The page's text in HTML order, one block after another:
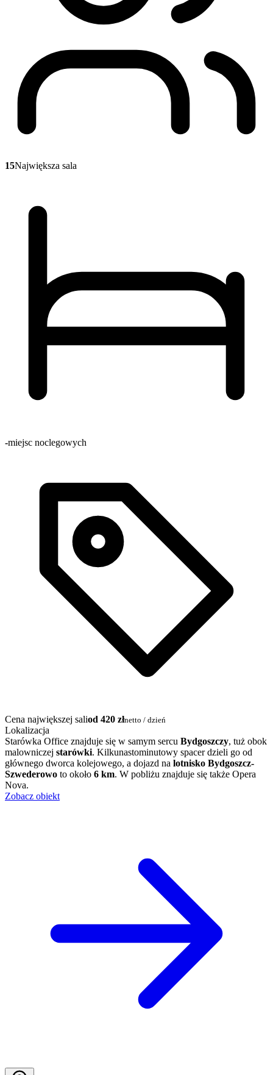
15Największa sala
-miejsc noclegowych
Cena największej saliod 420 złnetto / dzień
Lokalizacja
Starówka Office znajduje się w samym sercu Bydgoszczy, tuż obok
malowniczej starówki. Kilkunastominutowy spacer dzieli go od
głównego dworca kolejowego, a dojazd na lotnisko Bydgoszcz-
Szwederowo to około 6 km. W pobliżu znajduje się także Opera
Nova.
Zobacz obiekt